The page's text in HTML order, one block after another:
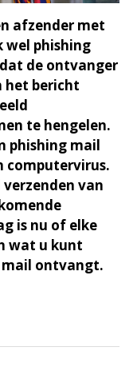
afzender met
wel phishing
de ontvanger
het bericht
te hengelen.
phishing mail
computervirus.
van
is nu of elke
wat u kunt
mail ontvangt.